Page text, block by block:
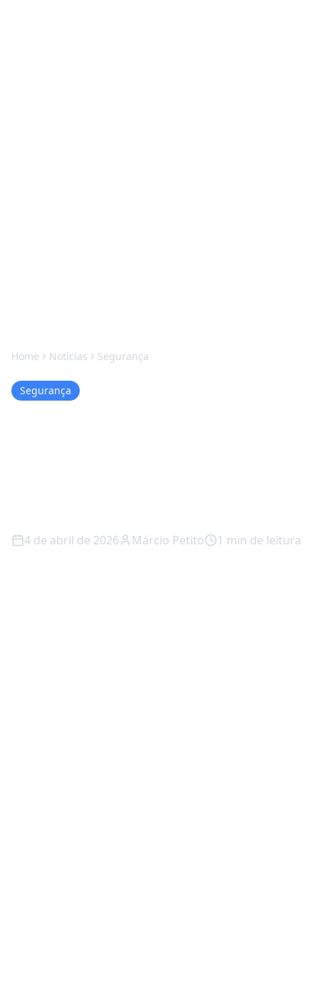
Home Notícias Segurança
Segurança
4 de abril de 2026 Márcio Petito 1 min de leitura